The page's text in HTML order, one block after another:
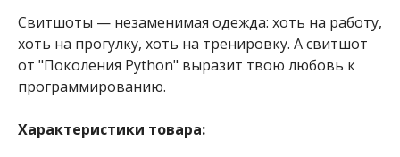
Свитшоты — незаменимая одежда: хоть на работу,
хоть на прогулку, хоть на тренировку. А свитшот
от "Поколения Python" выразит твою любовь к
программированию.
Характеристики товара: